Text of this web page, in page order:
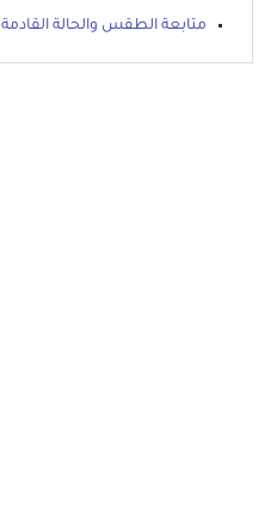
متابعة الطقس والحالة القادمة ١٨-٢٤بأمر الله